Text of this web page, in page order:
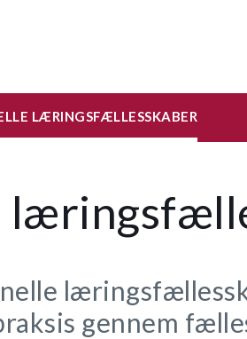
LÆRINGSFÆLLESSKABER
gennem